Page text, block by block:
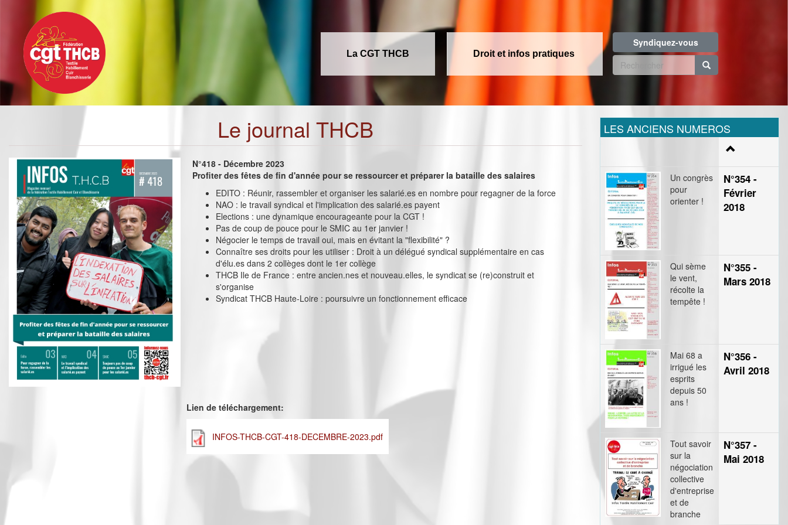
contenu
principal
La CGT THCB Droit et infos pratiques
Syndiquez-vous
Formulaire
recherche
Le journal THCB
N°418 - Décembre 2023
Profiter des fêtes de fin d'année pour se ressourcer et préparer la bataille des salaires
EDITO : Réunir, rassembler et organiser les salarié.es en nombre pour regagner de la force
NAO : le travail syndical et l'implication des salarié.es payent
Elections : une dynamique encourageante pour la CGT !
Pas de coup de pouce pour le SMIC au 1er janvier !
Négocier le temps de travail oui, mais en évitant la "flexibilité" ?
Connaître ses droits pour les utiliser : Droit à un délégué syndical supplémentaire en cas
d'élu.es dans 2 collèges dont le 1er collège
THCB Ile de France : entre ancien.nes et nouveau.elles, le syndicat se (re)construit et
s'organise
Syndicat THCB Haute-Loire : poursuivre un fonctionnement efficace
Lien de téléchargement:
INFOS-THCB-CGT-418-DECEMBRE-2023.pdf
LES ANCIENS NUMEROS
Un congrès
pour
orienter !
N°354 -
Février
2018
Qui sème
le vent,
récolte la
tempête !
N°355 -
Mars 2018
Mai 68 a
irrigué les
esprits
depuis 50
ans !
N°356 -
Avril 2018
Tout savoir
sur la
négociation
collective
d'entreprise
et de
branche
N°357 -
Mai 2018